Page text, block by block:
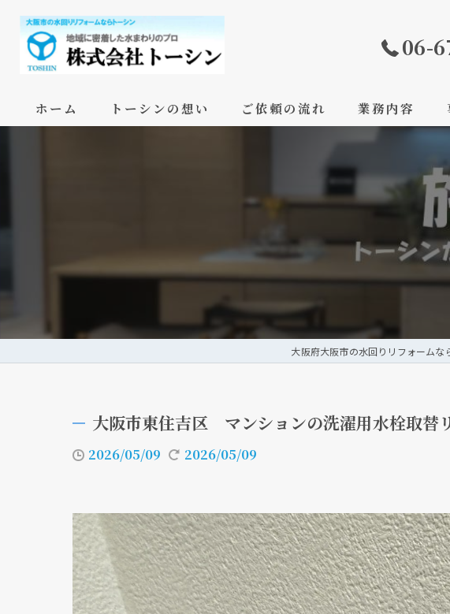
06-
ホーム トーシンの想い ご依頼の流れ 業務内容
大阪府大阪市の水回りリフォームな
大阪市東住吉区 マンションの洗濯用水栓取
2026/05/09 2026/05/09